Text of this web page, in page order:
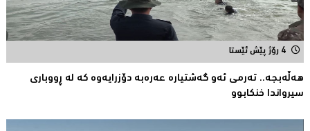
4 رۆژ پێش ئێستا
هەڵەبجە.. تەرمی ئەو گەشتیارە عەرەبە دۆزرایەوە كە لە ڕووباری
سیرواندا خنكابوو